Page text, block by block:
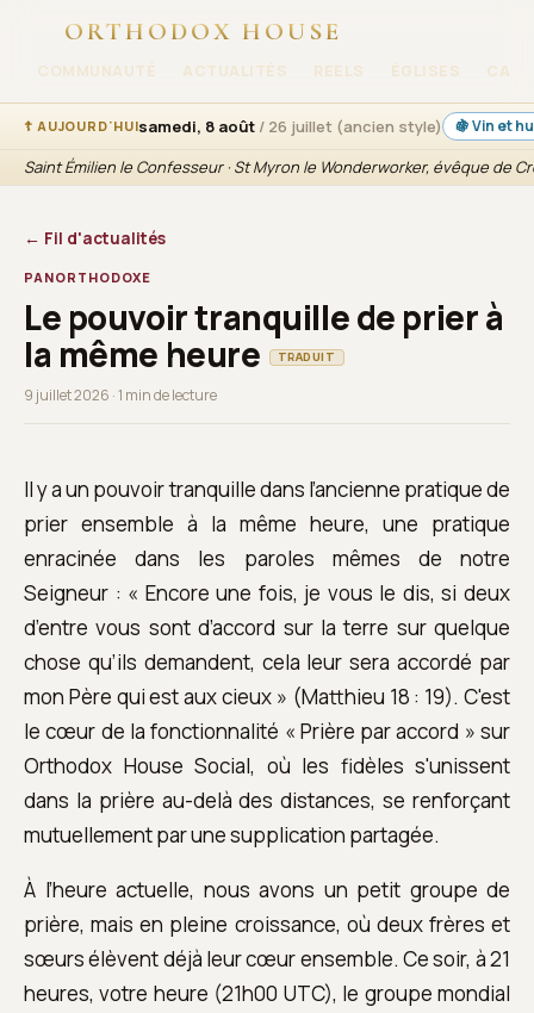
ORTHODOX HOUSE
COMMUNAUTÉ ACTUALITÉS REELS ÉGLISES
☦ AUJOURD'HUIsamedi, 8 août / 26 juillet (ancien style) 🍇 Vin et
Saint Émilien le Confesseur · St Myron le Wonderworker, évêque de
← Fil d'actualités
PANORTHODOXE
Le pouvoir tranquille de prier à
la même heure
TRADUIT
9 juillet 2026 · 1 min de lecture
Il y a un pouvoir tranquille dans l’ancienne pratique de
prier ensemble à la même heure, une pratique
enracinée dans les paroles mêmes de notre
Seigneur : « Encore une fois, je vous le dis, si deux
d’entre vous sont d’accord sur la terre sur quelque
chose qu’ils demandent, cela leur sera accordé par
mon Père qui est aux cieux » (Matthieu 18 : 19). C'est
le cœur de la fonctionnalité « Prière par accord » sur
Orthodox House Social, où les fidèles s'unissent
dans la prière au-delà des distances, se renforçant
mutuellement par une supplication partagée.
À l’heure actuelle, nous avons un petit groupe de
prière, mais en pleine croissance, où deux frères et
sœurs élèvent déjà leur cœur ensemble. Ce soir, à 21
heures, votre heure (21h00 UTC), le groupe mondial